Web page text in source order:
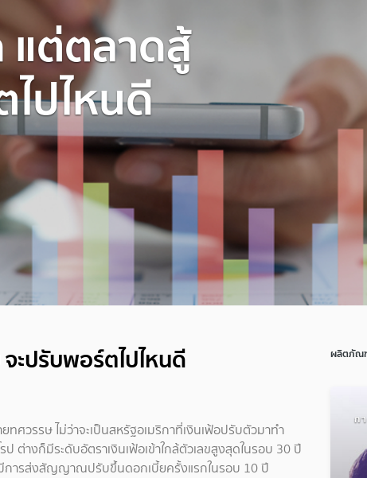
แต่ตลาดสู้
ปไหนดี
ปรับพอร์ตไปไหนดี
ศวรรษ ไม่ว่าจะเป็นสหรัฐอเมริกาที่เงินเฟ้อปรับตัวมาทำ
ต่างก็มีระดับอัตราเงินเฟ้อเข้าใกล้ตัวเลขสูงสุดในรอบ 30 ปี
มีการส่งสัญญาณปรับขึ้นดอกเบี้ยครั้งแรกในรอบ 10 ปี
ผลิตภัณฑ์
ก